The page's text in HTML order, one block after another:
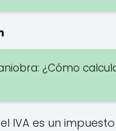
¿Cómo
el IVA es un